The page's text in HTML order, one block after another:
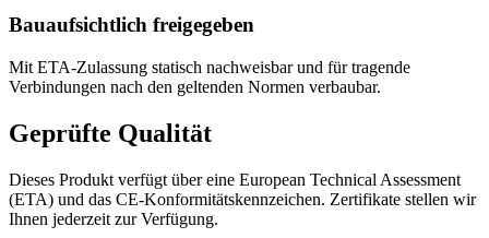
Bauaufsichtlich freigegeben
Mit ETA-Zulassung statisch nachweisbar und für tragende
Verbindungen nach den geltenden Normen verbaubar.
Geprüfte Qualität
Dieses Produkt verfügt über eine European Technical Assessment
(ETA) und das CE-Konformitätskennzeichen. Zertifikate stellen wir
Ihnen jederzeit zur Verfügung.